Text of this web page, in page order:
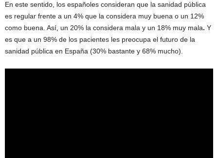
En este sentido, los españoles consideran que la sanidad pública
es regular frente a un 4% que la considera muy buena o un 12%
como buena. Así, un 20% la considera mala y un 18% muy mala. Y
es que a un 98% de los pacientes les preocupa el futuro de la
sanidad pública en España (30% bastante y 68% mucho).